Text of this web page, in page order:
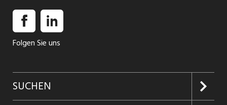
Folgen Sie uns
SUCHEN